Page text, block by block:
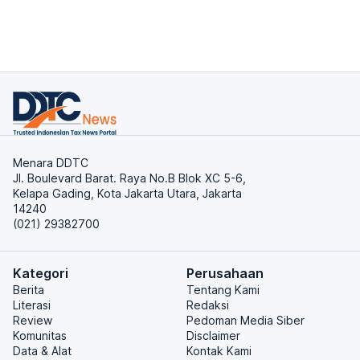
Menara DDTC
Jl. Boulevard Barat. Raya No.B Blok XC 5-6,
Kelapa Gading, Kota Jakarta Utara, Jakarta
14240
(021) 29382700
Kategori
Berita
Literasi
Review
Komunitas
Data & Alat
Perusahaan
Tentang Kami
Redaksi
Pedoman Media Siber
Disclaimer
Kontak Kami